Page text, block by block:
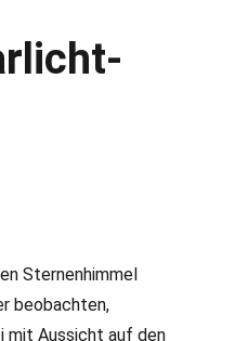
Sternenhimmel
beobachten,
mit Aussicht auf den